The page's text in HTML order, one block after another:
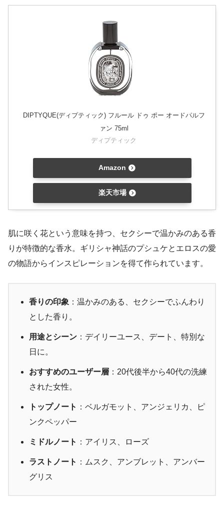
DIPTYQUE(ディプティック) フルール ドゥ ポー オードパルフ
ァン 75ml
ディプティック
Amazon
楽天市場
肌に咲く花という意味を持つ、セクシーで温かみのある香
りが特徴的な香水。ギリシャ神話のプシュケとエロスの愛
の物語からインスピレーションを得て作られています。
香りの印象 ：温かみのある、セクシーでふんわり
とした香り。
用途とシーン ：デイリーユース、デート、特別な
日に。
おすすめのユーザー層 ：20代後半から40代の洗練
された女性。
トップノート ：ベルガモット、アンジェリカ、ピ
ンクペッパー
ミドルノート ：アイリス、ローズ
ラストノート ：ムスク、アンブレット、アンバー
グリス